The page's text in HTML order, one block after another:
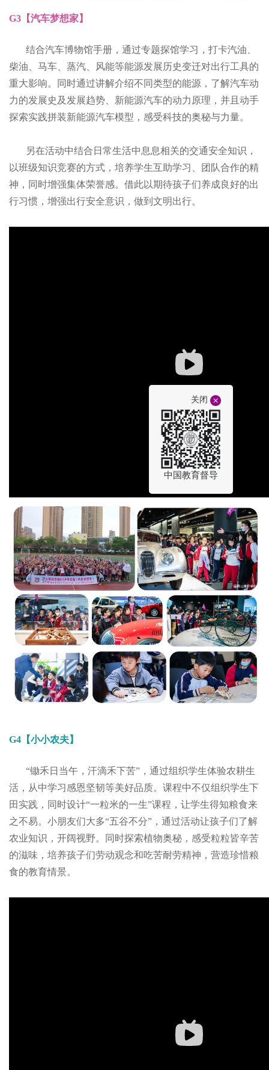
G3【汽车梦想家】
结合汽车博物馆手册，通过专题探馆学习，打卡汽油、
柴油、马车、蒸汽、风能等能源发展历史变迁对出行工具的
重大影响。同时通过讲解介绍不同类型的能源，了解汽车动
力的发展史及发展趋势、新能源汽车的动力原理，并且动手
探索实践拼装新能源汽车模型，感受科技的奥秘与力量。
另在活动中结合日常生活中息息相关的交通安全知识，
以班级知识竞赛的方式，培养学生互助学习、团队合作的精
神，同时增强集体荣誉感。借此以期待孩子们养成良好的出
行习惯，增强出行安全意识，做到文明出行。
G4【小小农夫】
“锄禾日当午，汗滴禾下苦”，通过组织学生体验农耕生
活，从中学习感恩坚韧等美好品质。课程中不仅组织学生下
田实践，同时设计“一粒米的一生”课程，让学生得知粮食来
之不易。小朋友们大多“五谷不分”，通过活动让孩子们了解
农业知识，开阔视野。同时探索植物奥秘，感受粒粒皆辛苦
的滋味，培养孩子们劳动观念和吃苦耐劳精神，营造珍惜粮
食的教育情景。
关闭
中国教育督导